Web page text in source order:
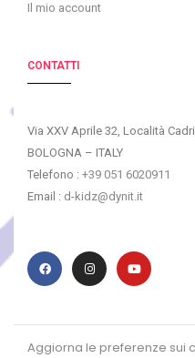
Il mio account
CONTATTI
Via XXV Aprile 32, Località
BOLOGNA – ITALY
Telefono : +39 051 6020911
Email : d-kidz@dynit.it
Aggiorna le preferenze sui